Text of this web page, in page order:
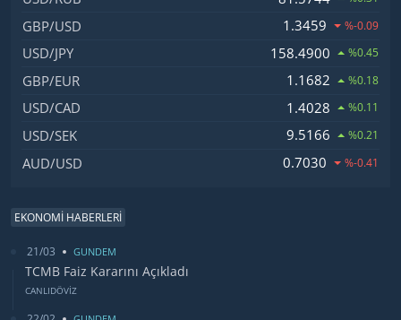
GBP/USD 1.3459 %-0.09
USD/JPY 158.4900 %0.45
GBP/EUR 1.1682 %0.18
USD/CAD 1.4028 %0.11
USD/SEK 9.5166 %0.21
AUD/USD 0.7030 %-0.41
EKONOMİ HABERLERİ
21/03 GUNDEM
TCMB Faiz Kararını Açıkladı
CANLIDÖVİZ